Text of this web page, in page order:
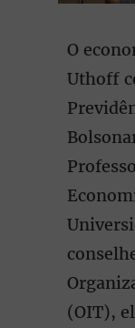
O
Uthoff
(OIT),